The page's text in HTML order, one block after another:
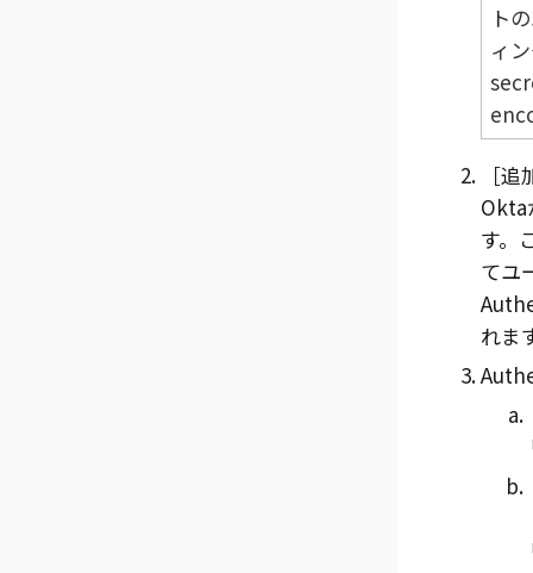
ト
ィ
追
Okta
す。
てユ
れま